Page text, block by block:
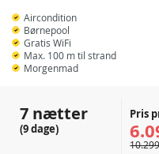
Aircondition
Børnepool
Gratis WiFi
Max. 100 m til strand
Morgenmad
7 nætter
(9 dage)
Pris